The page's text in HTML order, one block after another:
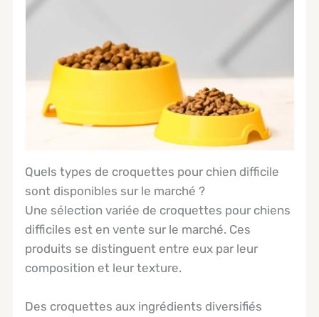
Quels types de croquettes pour chien difficile
sont disponibles sur le marché ?
Une sélection variée de croquettes pour chiens
difficiles est en vente sur le marché. Ces
produits se distinguent entre eux par leur
composition et leur texture.
Des croquettes aux ingrédients diversifiés